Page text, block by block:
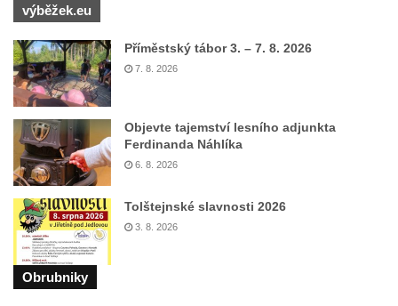
Kaple mezi Dolním Třebonínem a Horním
Kaple v severní části Dolního Třebonína
Márnice na hřbitově v Rybniště
Vltavou
Kostel svatého Jiljí v Lužci nad Vltavou
Vojkovic
Kostel Nanebevzetí Panny Marie v Hostíně
u Vojkovic
Kaple svatého Bartoloměje v Bukolu
výběžek.eu
Příměstský tábor 3. – 7. 8. 2026
7. 8. 2026
Objevte tajemství lesního adjunkta
Ferdinanda Náhlíka
6. 8. 2026
Tolštejnské slavnosti 2026
3. 8. 2026
Obrubniky